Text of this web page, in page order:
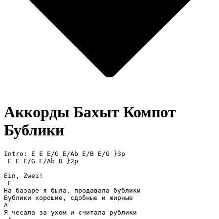
Аккорды Бахыт Компот
Бублики
Intro: E E E/G E/Ab E/B E/G }3p
E E E/G E/Ab D }2p
Ein, Zwei!
E
На базаре я была, продавала бублики
Бублики хорошие, сдобные и жирные
A
Я чесала за ухом и считала рублики